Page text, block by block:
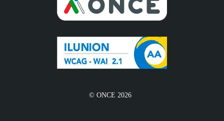
© ONCE 2026